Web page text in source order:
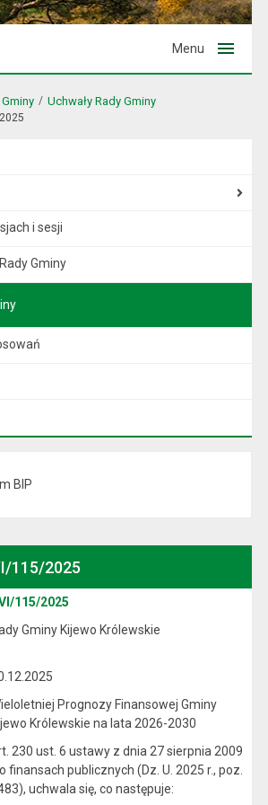
Menu
Uchwały Rady Gminy
i sesji
Gminy
BIP
115/2025
115/2025
Gminy Kijewo Królewskie
Prognozy Finansowej Gminy
Królewskie na lata 2026-2030
230 ust. 6 ustawy z dnia 27 sierpnia 2009
finansach publicznych (Dz. U. 2025 r., poz.
uchwala się, co następuje: